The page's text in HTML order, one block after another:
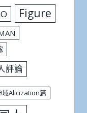
Figure
評論
域Alicization篇